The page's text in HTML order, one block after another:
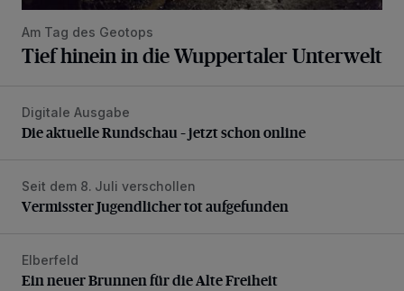
Am Tag des Geotops
Tief hinein in die Wuppertaler Unterwelt
Die aktuelle Rundschau – jetzt schon online
Digitale Ausgabe
Die aktuelle Rundschau – jetzt schon online
Vermisster Jugendlicher tot aufgefunden
Seit dem 8. Juli verschollen
Vermisster Jugendlicher tot aufgefunden
Ein neuer Brunnen für die Alte Freiheit
Elberfeld
Ein neuer Brunnen für die Alte Freiheit